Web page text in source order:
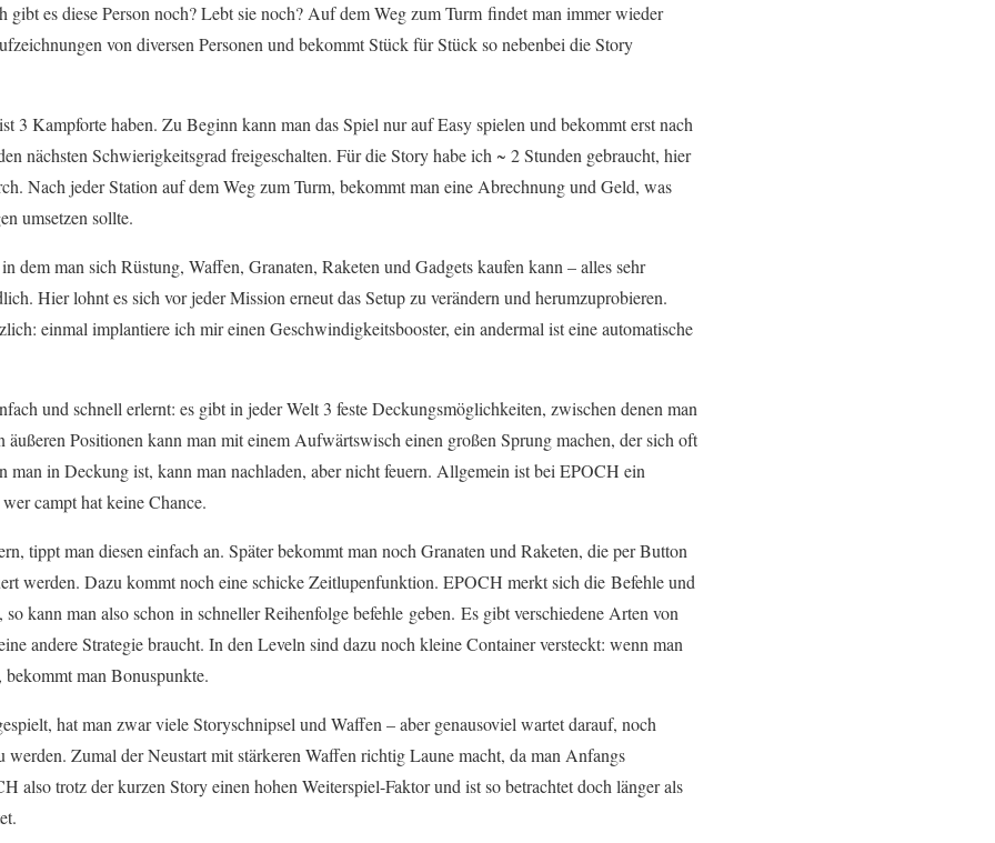
gibt es diese Person noch? Lebt sie noch? Auf dem Weg zum Turm findet man immer wieder
von diversen Personen und bekommt Stück für Stück so nebenbei die Story
3 Kampforte haben. Zu Beginn kann man das Spiel nur auf Easy spielen und bekommt erst nach
nächsten Schwierigkeitsgrad freigeschalten. Für die Story habe ich ~ 2 Stunden gebraucht, hier
Nach jeder Station auf dem Weg zum Turm, bekommt man eine Abrechnung und Geld, was
umsetzen sollte.
dem man sich Rüstung, Waffen, Granaten, Raketen und Gadgets kaufen kann – alles sehr
Hier lohnt es sich vor jeder Mission erneut das Setup zu verändern und herumzuprobieren.
einmal implantiere ich mir einen Geschwindigkeitsbooster, ein andermal ist eine automatische
und schnell erlernt: es gibt in jeder Welt 3 feste Deckungsmöglichkeiten, zwischen denen man
äußeren Positionen kann man mit einem Aufwärtswisch einen großen Sprung machen, der sich oft
man in Deckung ist, kann man nachladen, aber nicht feuern. Allgemein ist bei EPOCH ein
campt hat keine Chance.
tippt man diesen einfach an. Später bekommt man noch Granaten und Raketen, die per Button
werden. Dazu kommt noch eine schicke Zeitlupenfunktion. EPOCH merkt sich die Befehle und
so kann man also schon in schneller Reihenfolge befehle geben. Es gibt verschiedene Arten von
andere Strategie braucht. In den Leveln sind dazu noch kleine Container versteckt: wenn man
bekommt man Bonuspunkte.
hat man zwar viele Storyschnipsel und Waffen – aber genausoviel wartet darauf, noch
werden. Zumal der Neustart mit stärkeren Waffen richtig Laune macht, da man Anfangs
also trotz der kurzen Story einen hohen Weiterspiel-Faktor und ist so betrachtet doch länger als